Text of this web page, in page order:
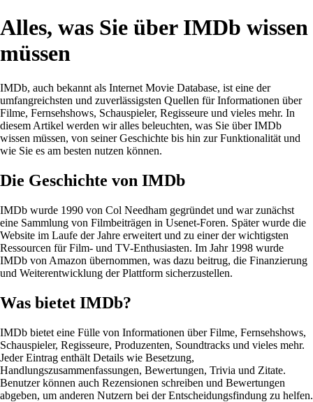
Alles, was Sie über IMDb wissen
müssen
IMDb, auch bekannt als Internet Movie Database, ist eine der
umfangreichsten und zuverlässigsten Quellen für Informationen über
Filme, Fernsehshows, Schauspieler, Regisseure und vieles mehr. In
diesem Artikel werden wir alles beleuchten, was Sie über IMDb
wissen müssen, von seiner Geschichte bis hin zur Funktionalität und
wie Sie es am besten nutzen können.
Die Geschichte von IMDb
IMDb wurde 1990 von Col Needham gegründet und war zunächst
eine Sammlung von Filmbeiträgen in Usenet-Foren. Später wurde die
Website im Laufe der Jahre erweitert und zu einer der wichtigsten
Ressourcen für Film- und TV-Enthusiasten. Im Jahr 1998 wurde
IMDb von Amazon übernommen, was dazu beitrug, die Finanzierung
und Weiterentwicklung der Plattform sicherzustellen.
Was bietet IMDb?
IMDb bietet eine Fülle von Informationen über Filme, Fernsehshows,
Schauspieler, Regisseure, Produzenten, Soundtracks und vieles mehr.
Jeder Eintrag enthält Details wie Besetzung,
Handlungszusammenfassungen, Bewertungen, Trivia und Zitate.
Benutzer können auch Rezensionen schreiben und Bewertungen
abgeben, um anderen Nutzern bei der Entscheidungsfindung zu helfen.